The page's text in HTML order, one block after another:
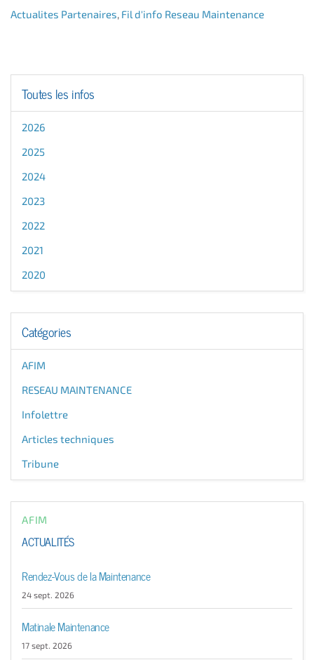
Actualites Partenaires, Fil d'info Reseau Maintenance
Toutes les infos
2026
2025
2024
2023
2022
2021
2020
Catégories
AFIM
RESEAU MAINTENANCE
Infolettre
Articles techniques
Tribune
AFIM
ACTUALITÉS
Rendez-Vous de la Maintenance
24 sept. 2026
Matinale Maintenance
17 sept. 2026